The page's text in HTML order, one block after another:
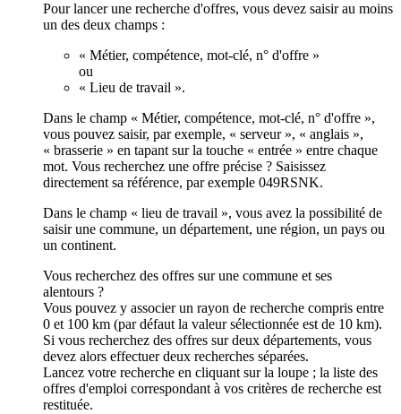
Pour lancer une recherche d'offres, vous devez saisir au moins
un des deux champs :
« Métier, compétence, mot-clé, n° d'offre »
ou
« Lieu de travail ».
Dans le champ « Métier, compétence, mot-clé, n° d'offre »,
vous pouvez saisir, par exemple, « serveur », « anglais »,
« brasserie » en tapant sur la touche « entrée » entre chaque
mot. Vous recherchez une offre précise ? Saisissez
directement sa référence, par exemple 049RSNK.
Dans le champ « lieu de travail », vous avez la possibilité de
saisir une commune, un département, une région, un pays ou
un continent.
Vous recherchez des offres sur une commune et ses
alentours ?
Vous pouvez y associer un rayon de recherche compris entre
0 et 100 km (par défaut la valeur sélectionnée est de 10 km).
Si vous recherchez des offres sur deux départements, vous
devez alors effectuer deux recherches séparées.
Lancez votre recherche en cliquant sur la loupe ; la liste des
offres d'emploi correspondant à vos critères de recherche est
restituée.